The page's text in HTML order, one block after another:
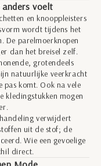
voelt
en knooppleisters
wordt tijdens het
De parelmoerknopen
dan het breisel zelf.
grotendeels
natuurlijke veerkracht
komt. Ook na vele
kledingstukken mogen
verwijdert
uit de stof; de
Wie een gevoelige
direct.